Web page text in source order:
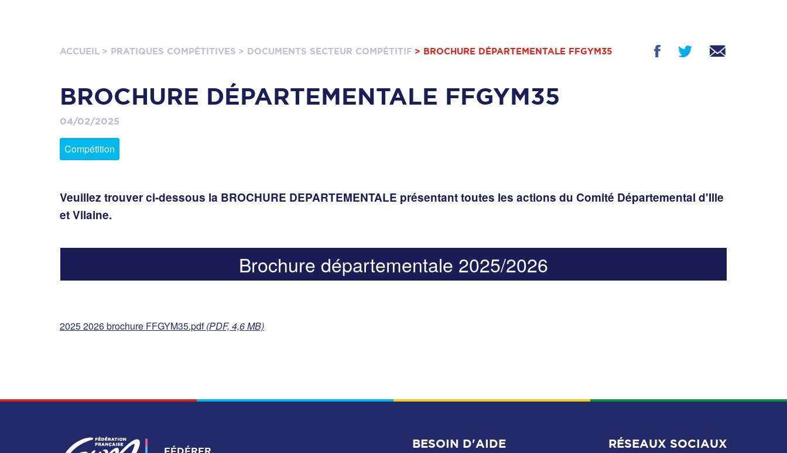
ACCUEIL > PRATIQUES COMPÉTITIVES > DOCUMENTS SECTEUR COMPÉTITIF > BROCHURE DÉPARTEMENTALE FFGYM35
BROCHURE DÉPARTEMENTALE FFGYM35
04/02/2025
Compétition
Veuillez trouver ci-dessous la BROCHURE DEPARTEMENTALE présentant toutes les actions du Comité Départemental d'Ille
et Vilaine.
Brochure départementale 2025/2026
2025 2026 brochure FFGYM35.pdf(PDF, 4,6 MB)
FÉDÉRER,
BESOIN D'AIDE RÉSEAUX SOCIAUX